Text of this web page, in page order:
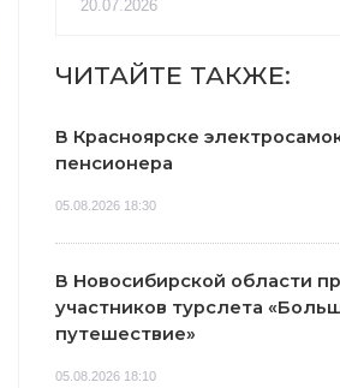
20.07.2026
ЧИТАЙТЕ ТАКЖЕ:
В Красноярске
пенсионера
05.08.2026 18:30
В Новосибирской области
участников турслета
путешествие»
05.08.2026 18:10